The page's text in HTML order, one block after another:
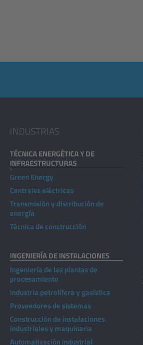
INDUSTRIAS
TÉCNICA ENERGÉTICA Y DE
INFRAESTRUCTURAS
Green Energy
Centrales eléctricas
Transmisión y distribución de
energía
Técnica de construcción
INGENIERÍA DE INSTALACIONES
Ingeniería de las plantas de
procesamiento
Industria petrolífera y gasística
Proveedores de sistemas
Construcción de instalaciones
industriales y maquinaria
Automatización industrial